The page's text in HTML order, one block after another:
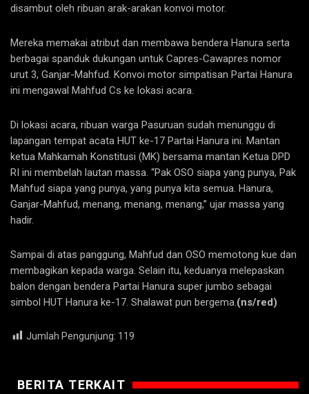
disambut oleh ribuan arak-arakan konvoi motor.
Mereka memakai atribut dan membawa bendera Hanura serta
berbagai spanduk dukungan untuk Capres-Cawapres nomor
urut 3, Ganjar-Mahfud. Konvoi motor simpatisan Partai Hanura
ini mengawal Mahfud Cs ke lokasi acara.
Di lokasi acara, ribuan warga Pasuruan sudah menunggu di
lapangan tempat acata HUT ke-17 Partai Hanura ini. Mantan
ketua Mahkamah Konstitusi (MK) bersama mantan Ketua DPD
RI ini membelah lautan massa. “Pak OSO siapa yang punya, Pak
Mahfud siapa yang punya, yang punya kita semua. Hanura,
Ganjar-Mahfud, menang, menang, menang,” ujar massa yang
hadir.
Sampai di atas panggung, Mahfud dan OSO memotong kue dan
membagikan kepada warga. Selain itu, keduanya melepaskan
balon dengan bendera Partai Hanura super jumbo sebagai
simbol HUT Hanura ke-17. Shalawat pun bergema.(ns/red)
Jumlah Pengunjung: 119
BERITA TERKAIT